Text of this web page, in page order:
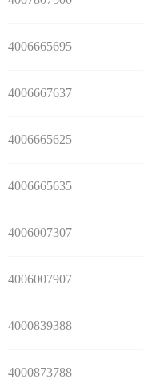
4006665695
4006667637
4006665625
4006665635
4006007307
4006007907
4000839388
4000873788